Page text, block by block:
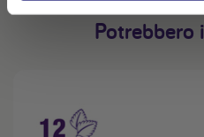
Potrebbero